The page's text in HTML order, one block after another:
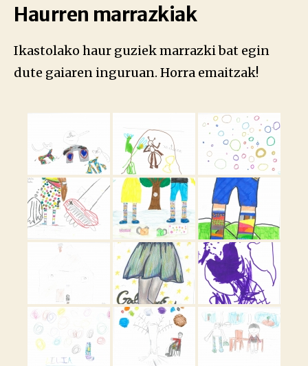
Haurren marrazkiak
Ikastolako haur guziek marrazki bat egin
dute gaiaren inguruan. Horra emaitzak!